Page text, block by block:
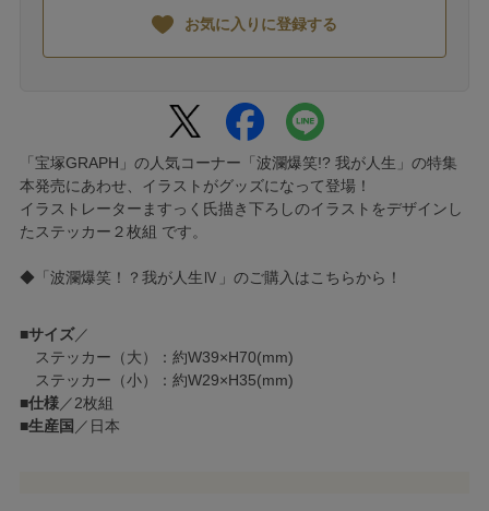
お気に入りに登録する
「宝塚GRAPH」の人気コーナー「波瀾爆笑!? 我が人生」の特集
本発売にあわせ、イラストがグッズになって登場！
イラストレーターますっく氏描き下ろしのイラストをデザインし
たステッカー２枚組 です。
◆「波瀾爆笑！？我が人生Ⅳ」のご購入は こちらから！
■サイズ／
ステッカー（大）：約W39×H70(mm)
ステッカー（小）：約W29×H35(mm)
■仕様／2枚組
■生産国 ／日本